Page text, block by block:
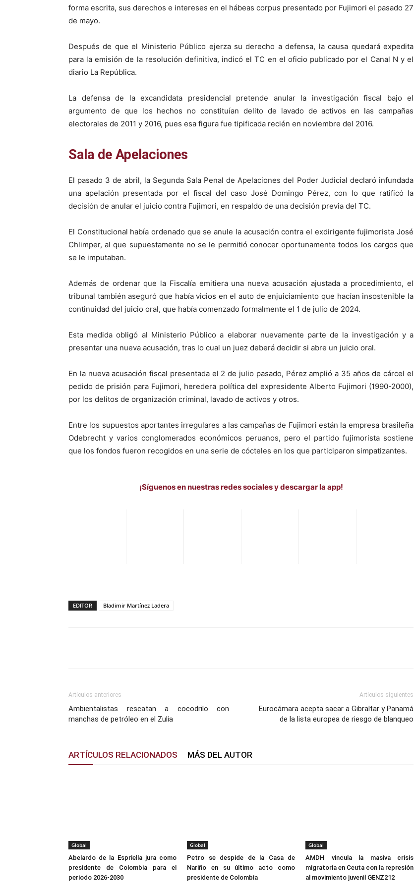
forma escrita, sus derechos e intereses en el hábeas corpus presentado por Fujimori el pasado 27
de mayo.
Después de que el Ministerio Público ejerza su derecho a defensa, la causa quedará expedita
para la emisión de la resolución definitiva, indicó el TC en el oficio publicado por el Canal N y el
diario La República.
La defensa de la excandidata presidencial pretende anular la investigación fiscal bajo el
argumento de que los hechos no constituían delito de lavado de activos en las campañas
electorales de 2011 y 2016, pues esa figura fue tipificada recién en noviembre del 2016.
Sala de Apelaciones
El pasado 3 de abril, la Segunda Sala Penal de Apelaciones del Poder Judicial declaró infundada
una apelación presentada por el fiscal del caso José Domingo Pérez, con lo que ratificó la
decisión de anular el juicio contra Fujimori, en respaldo de una decisión previa del TC.
El Constitucional había ordenado que se anule la acusación contra el exdirigente fujimorista José
Chlimper, al que supuestamente no se le permitió conocer oportunamente todos los cargos que
se le imputaban.
Además de ordenar que la Fiscalía emitiera una nueva acusación ajustada a procedimiento, el
tribunal también aseguró que había vicios en el auto de enjuiciamiento que hacían insostenible la
continuidad del juicio oral, que había comenzado formalmente el 1 de julio de 2024.
Esta medida obligó al Ministerio Público a elaborar nuevamente parte de la investigación y a
presentar una nueva acusación, tras lo cual un juez deberá decidir si abre un juicio oral.
En la nueva acusación fiscal presentada el 2 de julio pasado, Pérez amplió a 35 años de cárcel el
pedido de prisión para Fujimori, heredera política del expresidente Alberto Fujimori (1990-2000),
por los delitos de organización criminal, lavado de activos y otros.
Entre los supuestos aportantes irregulares a las campañas de Fujimori están la empresa brasileña
Odebrecht y varios conglomerados económicos peruanos, pero el partido fujimorista sostiene
que los fondos fueron recogidos en una serie de cócteles en los que participaron simpatizantes.
¡Síguenos en nuestras redes sociales y descargar la app!
EDITOR Bladimir Martínez Ladera
Artículos anteriores
Ambientalistas rescatan a cocodrilo con
manchas de petróleo en el Zulia
Artículos siguientes
Eurocámara acepta sacar a Gibraltar y Panamá
de la lista europea de riesgo de blanqueo
ARTÍCULOS RELACIONADOS MÁS DEL AUTOR
Global
Abelardo de la Espriella jura como
presidente de Colombia para el
periodo 2026-2030
Global
Petro se despide de la Casa de
Nariño en su último acto como
presidente de Colombia
Global
AMDH vincula la masiva crisis
migratoria en Ceuta con la represión
al movimiento juvenil GENZ212